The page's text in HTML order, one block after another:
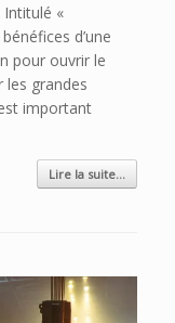
Intitulé «
d’une
pour ouvrir le
grandes
important
Lire la suite...